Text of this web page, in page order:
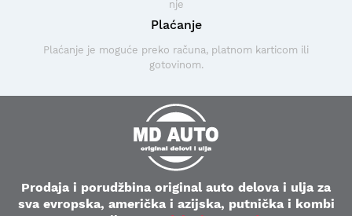
Plaćanje
Plaćanje je moguće preko računa, platnom karticom ili
gotovinom.
Prodaja i porudžbina original auto delova i ulja za
sva evropska, američka i azijska, putnička i kombi